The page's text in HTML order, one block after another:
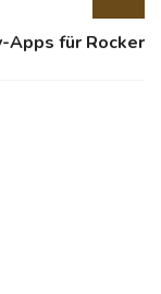
Apps für Rocker